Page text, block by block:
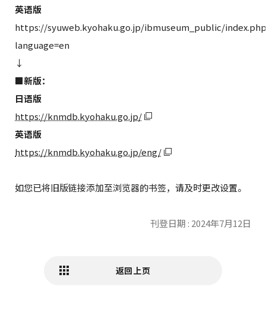
英语版
https://syuweb.kyohaku.go.jp/ibmuseum_public/
language=en
↓
■新版：
日语版
https://knmdb.kyohaku.go.jp/
英语版
https://knmdb.kyohaku.go.jp/eng/
如您已将旧版链接添加至浏览器的书签，请及时更改设置。
刊登日期 : 2024年7月12日
返回上页